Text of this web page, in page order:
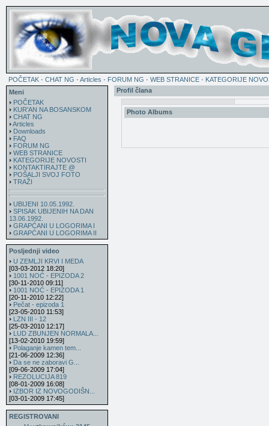
POČETAK · CHAT NG · Articles · FORUM NG · WEB STRANICE · KATEGORIJE
Meni
POČETAK
KUR'AN NA BOSANSKOM
CHAT NG
Articles
Downloads
FAQ
FORUM NG
WEB STRANICE
KATEGORIJE NOVOSTI
KONTAKTIRAJTE @
POŠALJI SVOJ FOTO
TRAŽI
UBIJENI 10.05.1992.
SPISAK UBIJENIH NA DAN
13.06.1992.
GRAPĆANI U LOGORIMA I
GRAPĆANI U LOGORIMA II
Posljednji video
U ZEMLJI KRVI I MEDA
[03-03-2012 18:20]
1001 NOĆ - EPIZODA 2
[30-11-2010 09:11]
1001 NOĆ - EPIZODA 1
[20-11-2010 12:22]
Pečat - epizoda 1
[23-05-2010 11:53]
LZN III - 12
[25-03-2010 12:17]
LUD ZBUNJEN NORMALA...
[13-02-2010 19:59]
Polaganje kamen tem...
[21-06-2009 12:36]
Da se ne zaboravi G...
[09-06-2009 17:04]
REZOLUCIJA 819
[08-01-2009 16:08]
IZBOR IZ NOVOGODIŠN...
[03-01-2009 17:45]
REGISTROVANI
Profil člana
Photo Albums